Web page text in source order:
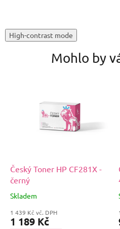
High-contrast mode
Mohlo by
Český Toner HP CF281X -
černý
Skladem
1 439 Kč vč. DPH
1 189 Kč